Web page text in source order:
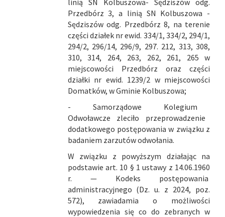
linią SN Kolbuszowa- Sędziszów odg.
Przedbórz 3, a linią SN Kolbuszowa -
Sędziszów odg. Przedbórz 8, na terenie
części działek nr ewid. 334/1, 334/2, 294/1,
294/2, 296/14, 296/9, 297. 212, 313, 308,
310, 314, 264, 263, 262, 261, 265 w
miejscowości Przedbórz oraz części
działki nr ewid. 1239/2 w miejscowości
Domatków, w Gminie Kolbuszowa;
- Samorządowe Kolegium
Odwoławcze zleciło przeprowadzenie
dodatkowego postępowania w związku z
badaniem zarzutów odwołania.
W związku z powyższym działając na
podstawie art. 10 § 1 ustawy z 14.06.1960
r. — Kodeks postępowania
administracyjnego (Dz. u. z 2024, poz.
572), zawiadamia o możliwości
wypowiedzenia się co do zebranych w